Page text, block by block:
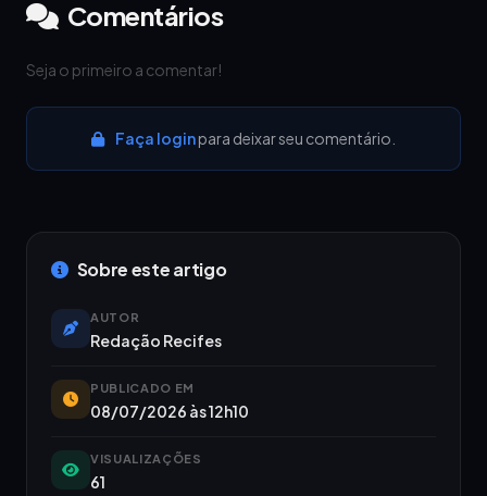
Comentários
Seja o primeiro a comentar!
Faça loginpara deixar seu comentário.
Sobre este artigo
AUTOR
Redação Recifes
PUBLICADO EM
08/07/2026 às 12h10
VISUALIZAÇÕES
61